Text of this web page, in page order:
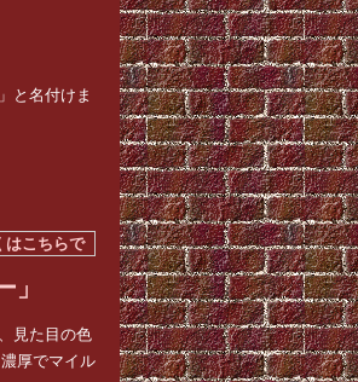
と名付けま
はこちらで
」
見た目の色
厚でマイル